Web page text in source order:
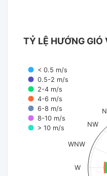
TỶ LỆ HƯỚNG GIÓ
< 0.5 m/s
0.5-2 m/s
2-4 m/s
4-6 m/s
6-8 m/s
8-10 m/s
> 10 m/s
W
WNW
NW